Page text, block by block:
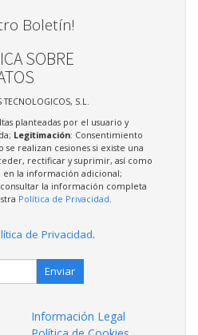
Boletín!
SOBRE
S.L.
planteadas por el usuario y
Legitimación: Consentimiento
se realizan cesiones si existe una
rectificar y suprimir, así como
en la información adicional;
la información completa
Política de Privacidad.
de Privacidad.
Enviar
Información Legal